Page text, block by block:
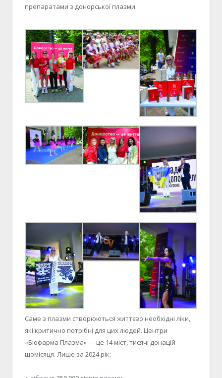
препаратами з донорської плазми.
Саме з плазми створюються життєво необхідні ліки,
які критично потрібні для цих людей. Центри
«Біофарма Плазма» — це 14 міст, тисячі донацій
щомісяця. Лише за 2024 рік: